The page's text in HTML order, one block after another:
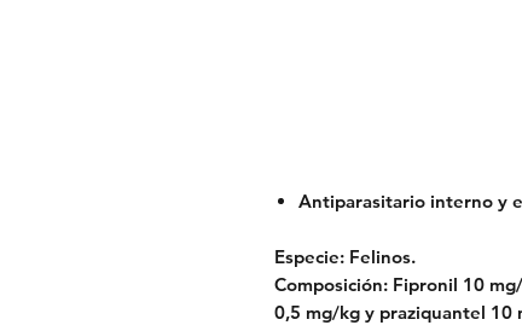
Antiparasitario interno y
Especie: Felinos.
Composición: Fipronil 10
0,5 mg/kg y praziquantel 10